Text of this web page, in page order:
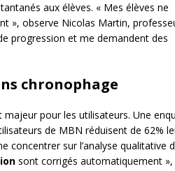
aux élèves. « Mes élèves ne
», observe Nicolas Martin,
progression et me demandent des
chronophage
pour les utilisateurs. Une
de MBN réduisent de 62%
concentrer sur l’analyse qualitative
sont corrigés automatiquement »,